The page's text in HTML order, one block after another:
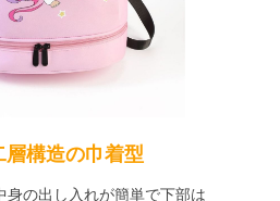
層構造の巾着型
身の出し入れが簡単で下部は